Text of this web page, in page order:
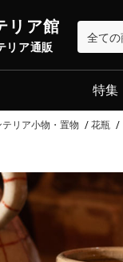
リア館
リア通販
特集
テリア小物・置物 花瓶